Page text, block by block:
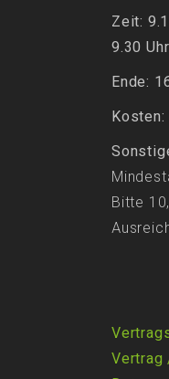
Zeit:
9.30
Ende:
Kosten:
Bitte
Vertrag